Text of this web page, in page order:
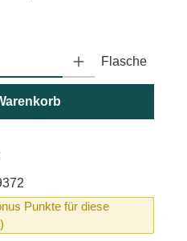
Wert ein oder benutze
Flasche
Punkte für diese